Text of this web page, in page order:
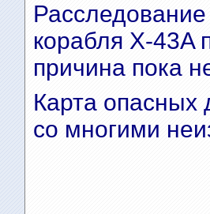
корабля X-43A
причина пока
Карта опасных
со многими